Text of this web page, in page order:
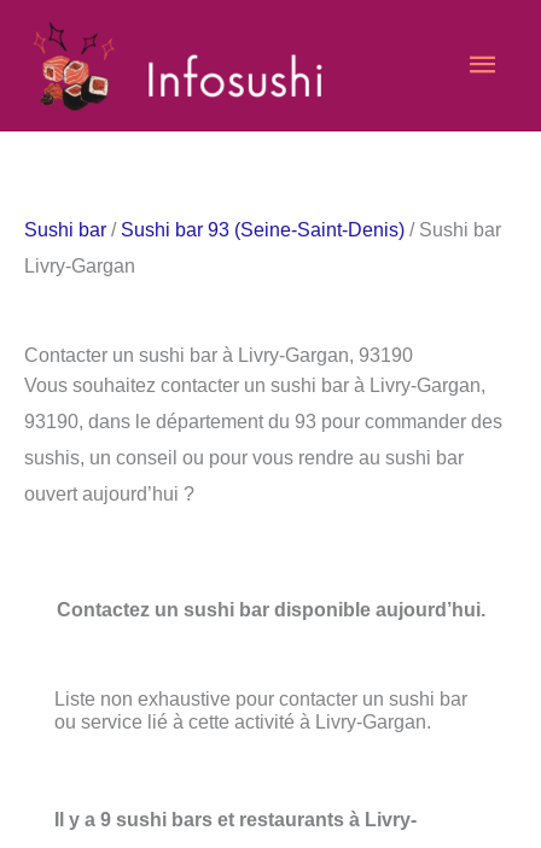
contenu
Sushi bar / Sushi bar 93 (Seine-Saint-Denis) / Sushi bar
Livry-Gargan
Contacter un sushi bar à Livry-Gargan, 93190
Vous souhaitez contacter un sushi bar à Livry-Gargan,
93190, dans le département du 93 pour commander des
sushis, un conseil ou pour vous rendre au sushi bar
ouvert aujourd’hui ?
Contactez un sushi bar disponible aujourd’hui.
Liste non exhaustive pour contacter un sushi bar
ou service lié à cette activité à Livry-Gargan.
Il y a 9 sushi bars et restaurants à Livry-